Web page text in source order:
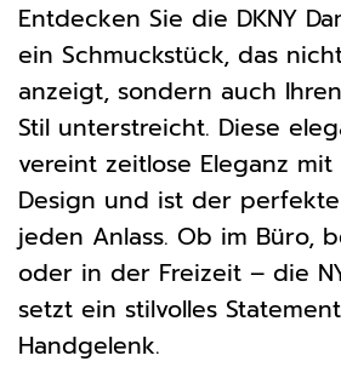
Entdecken Sie die DKNY
ein Schmuckstück, das
anzeigt, sondern auch
Stil unterstreicht. Diese
vereint zeitlose Eleganz
Design und ist der
jeden Anlass. Ob im Büro,
oder in der Freizeit – die
setzt ein stilvolles
Handgelenk.